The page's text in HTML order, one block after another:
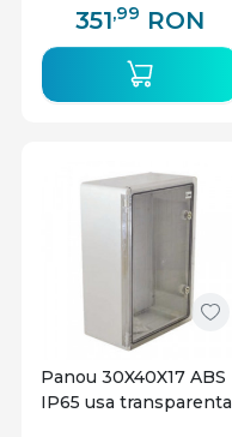
351,99 RON
Panou 30X40X17 ABS
IP65 usa transparenta